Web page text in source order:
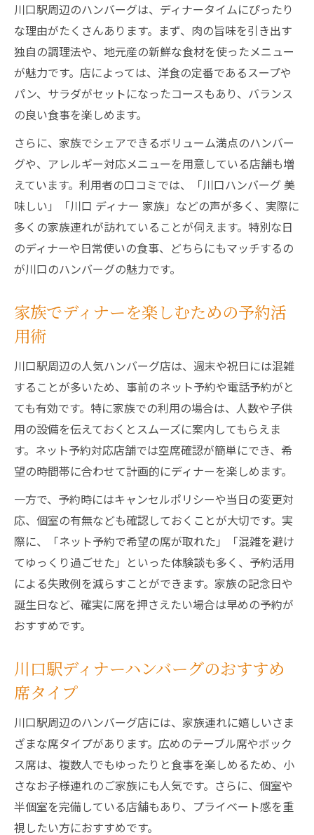
ディナー利用時のハンバーグ店選び方ガイ
ド
川口駅ディナーハンバーグの口コミを徹底
調査
おすすめディナーハンバーグ店の雰囲気比
実食レビューで選ぶ川口駅ディナーの魅力
ディナーに最適なハンバーグ実食レビュー
公開
川口駅ディナー体験者が語る美味しさの秘
密
ハンバーグディナー実食で分かる人気の理
実食レビューから見るディナー満足度の違
川口駅ディナーハンバーグの口コミ傾向分
析
川口駅周辺のハンバーグは、ディナータイムにぴったり
な理由がたくさんあります。まず、肉の旨味を引き出す
独自の調理法や、地元産の新鮮な食材を使ったメニュー
が魅力です。店によっては、洋食の定番であるスープや
パン、サラダがセットになったコースもあり、バランス
の良い食事を楽しめます。
さらに、家族でシェアできるボリューム満点のハンバー
グや、アレルギー対応メニューを用意している店舗も増
えています。利用者の口コミでは、「川口ハンバーグ 美
味しい」「川口 ディナー 家族」などの声が多く、実際に
多くの家族連れが訪れていることが伺えます。特別な日
のディナーや日常使いの食事、どちらにもマッチするの
が川口のハンバーグの魅力です。
家族でディナーを楽しむための予約活
用術
川口駅周辺の人気ハンバーグ店は、週末や祝日には混雑
することが多いため、事前のネット予約や電話予約がと
ても有効です。特に家族での利用の場合は、人数や子供
用の設備を伝えておくとスムーズに案内してもらえま
す。ネット予約対応店舗では空席確認が簡単にでき、希
望の時間帯に合わせて計画的にディナーを楽しめます。
一方で、予約時にはキャンセルポリシーや当日の変更対
応、個室の有無なども確認しておくことが大切です。実
際に、「ネット予約で希望の席が取れた」「混雑を避け
てゆっくり過ごせた」といった体験談も多く、予約活用
による失敗例を減らすことができます。家族の記念日や
誕生日など、確実に席を押さえたい場合は早めの予約が
おすすめです。
川口駅ディナーハンバーグのおすすめ
席タイプ
川口駅周辺のハンバーグ店には、家族連れに嬉しいさま
ざまな席タイプがあります。広めのテーブル席やボック
ス席は、複数人でもゆったりと食事を楽しめるため、小
さなお子様連れのご家族にも人気です。さらに、個室や
半個室を完備している店舗もあり、プライベート感を重
視したい方におすすめです。